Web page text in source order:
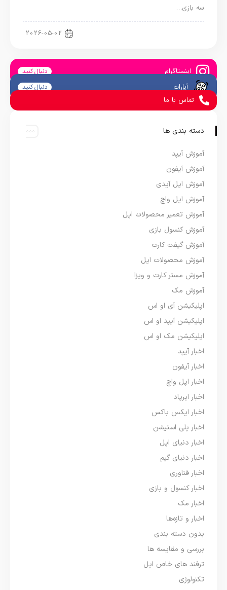
سه بازی…
2026-05-02
اینستاگرام دنبال کنید
آپارات دنبال کنید
تماس با ما
دسته بندی ها
آموزش آیپد
آموزش آیفون
آموزش اپل آیدی
آموزش اپل واچ
آموزش تعمیر محصولات اپل
آموزش کنسول بازی
آموزش گیفت کارت
آموزش محصولات اپل
آموزش مستر کارت و ویزا
آموزش مک
اپلیکیشن آی او اس
اپلیکیشن آیپد او اس
اپلیکیشن مک او اس
اخبار آیپد
اخبار آیفون
اخبار اپل واچ
اخبار ایرپاد
اخبار ایکس باکس
اخبار پلی استیشن
اخبار دنیای اپل
اخبار دنیای گیم
اخبار فناوری
اخبار کنسول و بازی
اخبار مک
اخبار و تازه‌ها
بدون دسته بندی
بررسی و مقایسه ها
ترفند های خاص اپل
تکنولوژی